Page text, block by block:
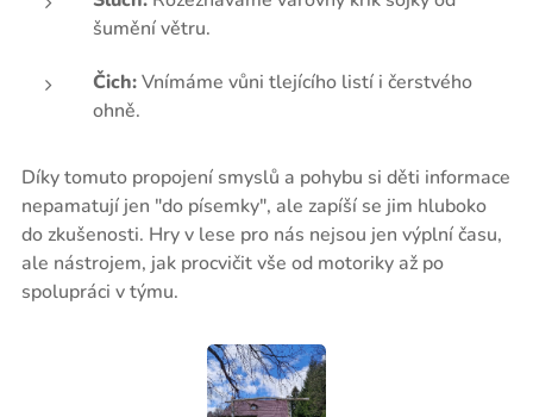
šumění větru.
Čich:Vnímáme vůni tlejícího listí i čerstvého
ohně.
Díky tomuto propojení smyslů a pohybu si děti informace
nepamatují jen "do písemky", ale zapíší se jim hluboko
do zkušenosti. Hry v lese pro nás nejsou jen výplní času,
ale nástrojem, jak procvičit vše od motoriky až po
spolupráci v týmu.